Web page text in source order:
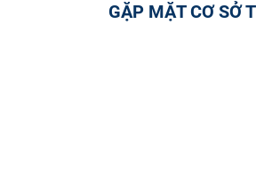
GẶP MẶT CƠ SỞ